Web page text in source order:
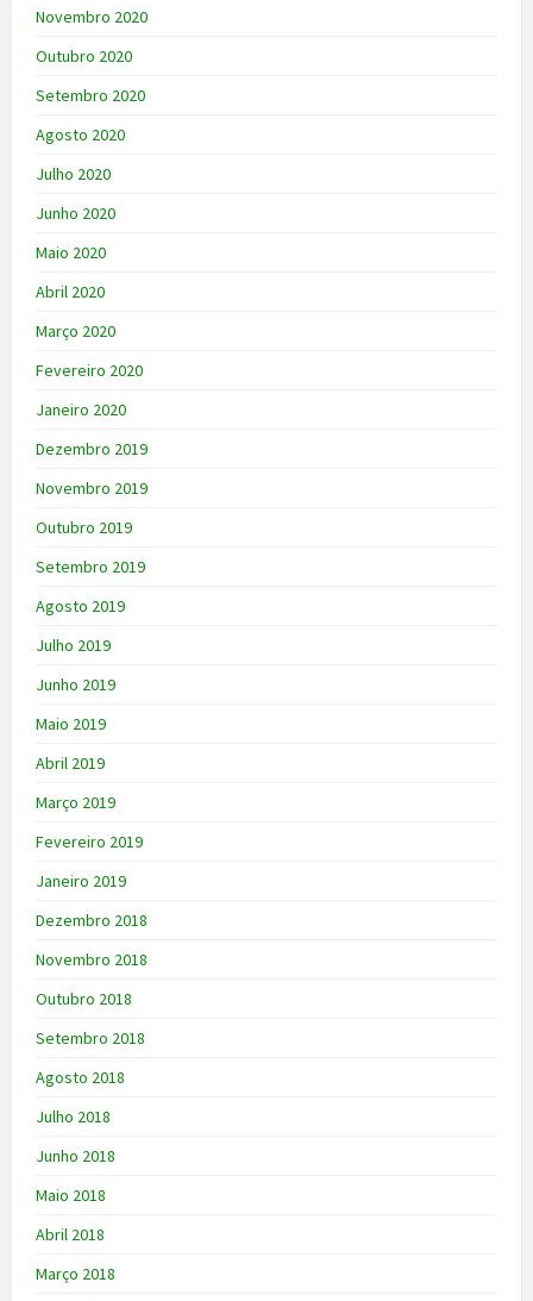
Novembro 2020
Outubro 2020
Setembro 2020
Agosto 2020
Julho 2020
Junho 2020
Maio 2020
Abril 2020
Março 2020
Fevereiro 2020
Janeiro 2020
Dezembro 2019
Novembro 2019
Outubro 2019
Setembro 2019
Agosto 2019
Julho 2019
Junho 2019
Maio 2019
Abril 2019
Março 2019
Fevereiro 2019
Janeiro 2019
Dezembro 2018
Novembro 2018
Outubro 2018
Setembro 2018
Agosto 2018
Julho 2018
Junho 2018
Maio 2018
Abril 2018
Março 2018